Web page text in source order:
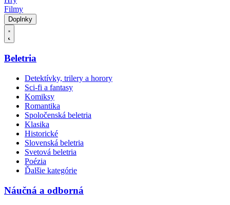
Filmy
Doplnky
Beletria
Detektívky, trilery a horory
Sci-fi a fantasy
Komiksy
Romantika
Spoločenská beletria
Klasika
Historické
Slovenská beletria
Svetová beletria
Poézia
Ďalšie kategórie
Náučná a odborná